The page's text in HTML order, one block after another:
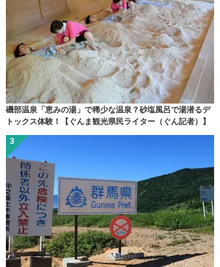
磯部温泉「恵みの湯」で稀少な温泉？砂塩風呂で湯潜るデ
トックス体験！【ぐんま観光県民ライター（ぐん記者）】